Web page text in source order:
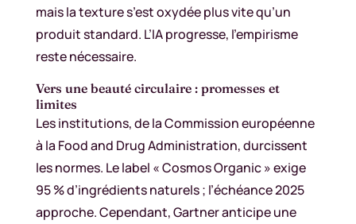
mais la texture s’est oxydée plus vite qu’un
produit standard. L’IA progresse, l’empirisme
reste nécessaire.
Vers une beauté circulaire : promesses et
limites
Les institutions, de la Commission européenne
à la Food and Drug Administration, durcissent
les normes. Le label « Cosmos Organic » exige
95 % d’ingrédients naturels ; l’échéance 2025
approche. Cependant, Gartner anticipe une